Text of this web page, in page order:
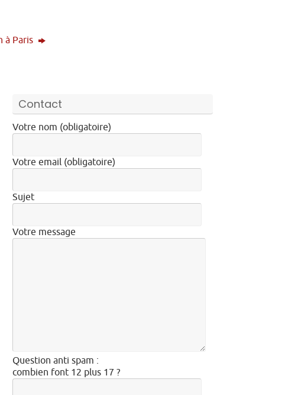
à Paris
Contact
Votre nom (obligatoire)
Votre email (obligatoire)
Sujet
Votre message
Question anti spam :
combien font 12 plus 17 ?